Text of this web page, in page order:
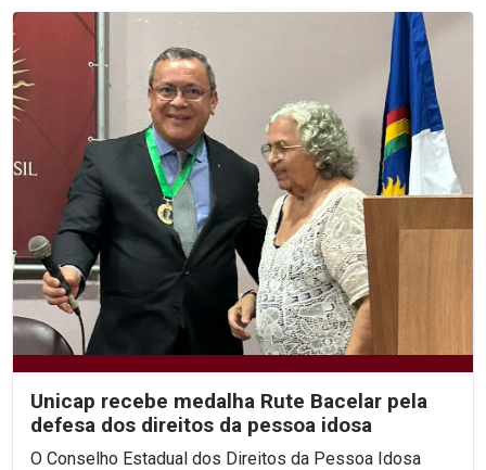
Unicap recebe medalha Rute Bacelar pela
defesa dos direitos da pessoa idosa
O Conselho Estadual dos Direitos da Pessoa Idosa